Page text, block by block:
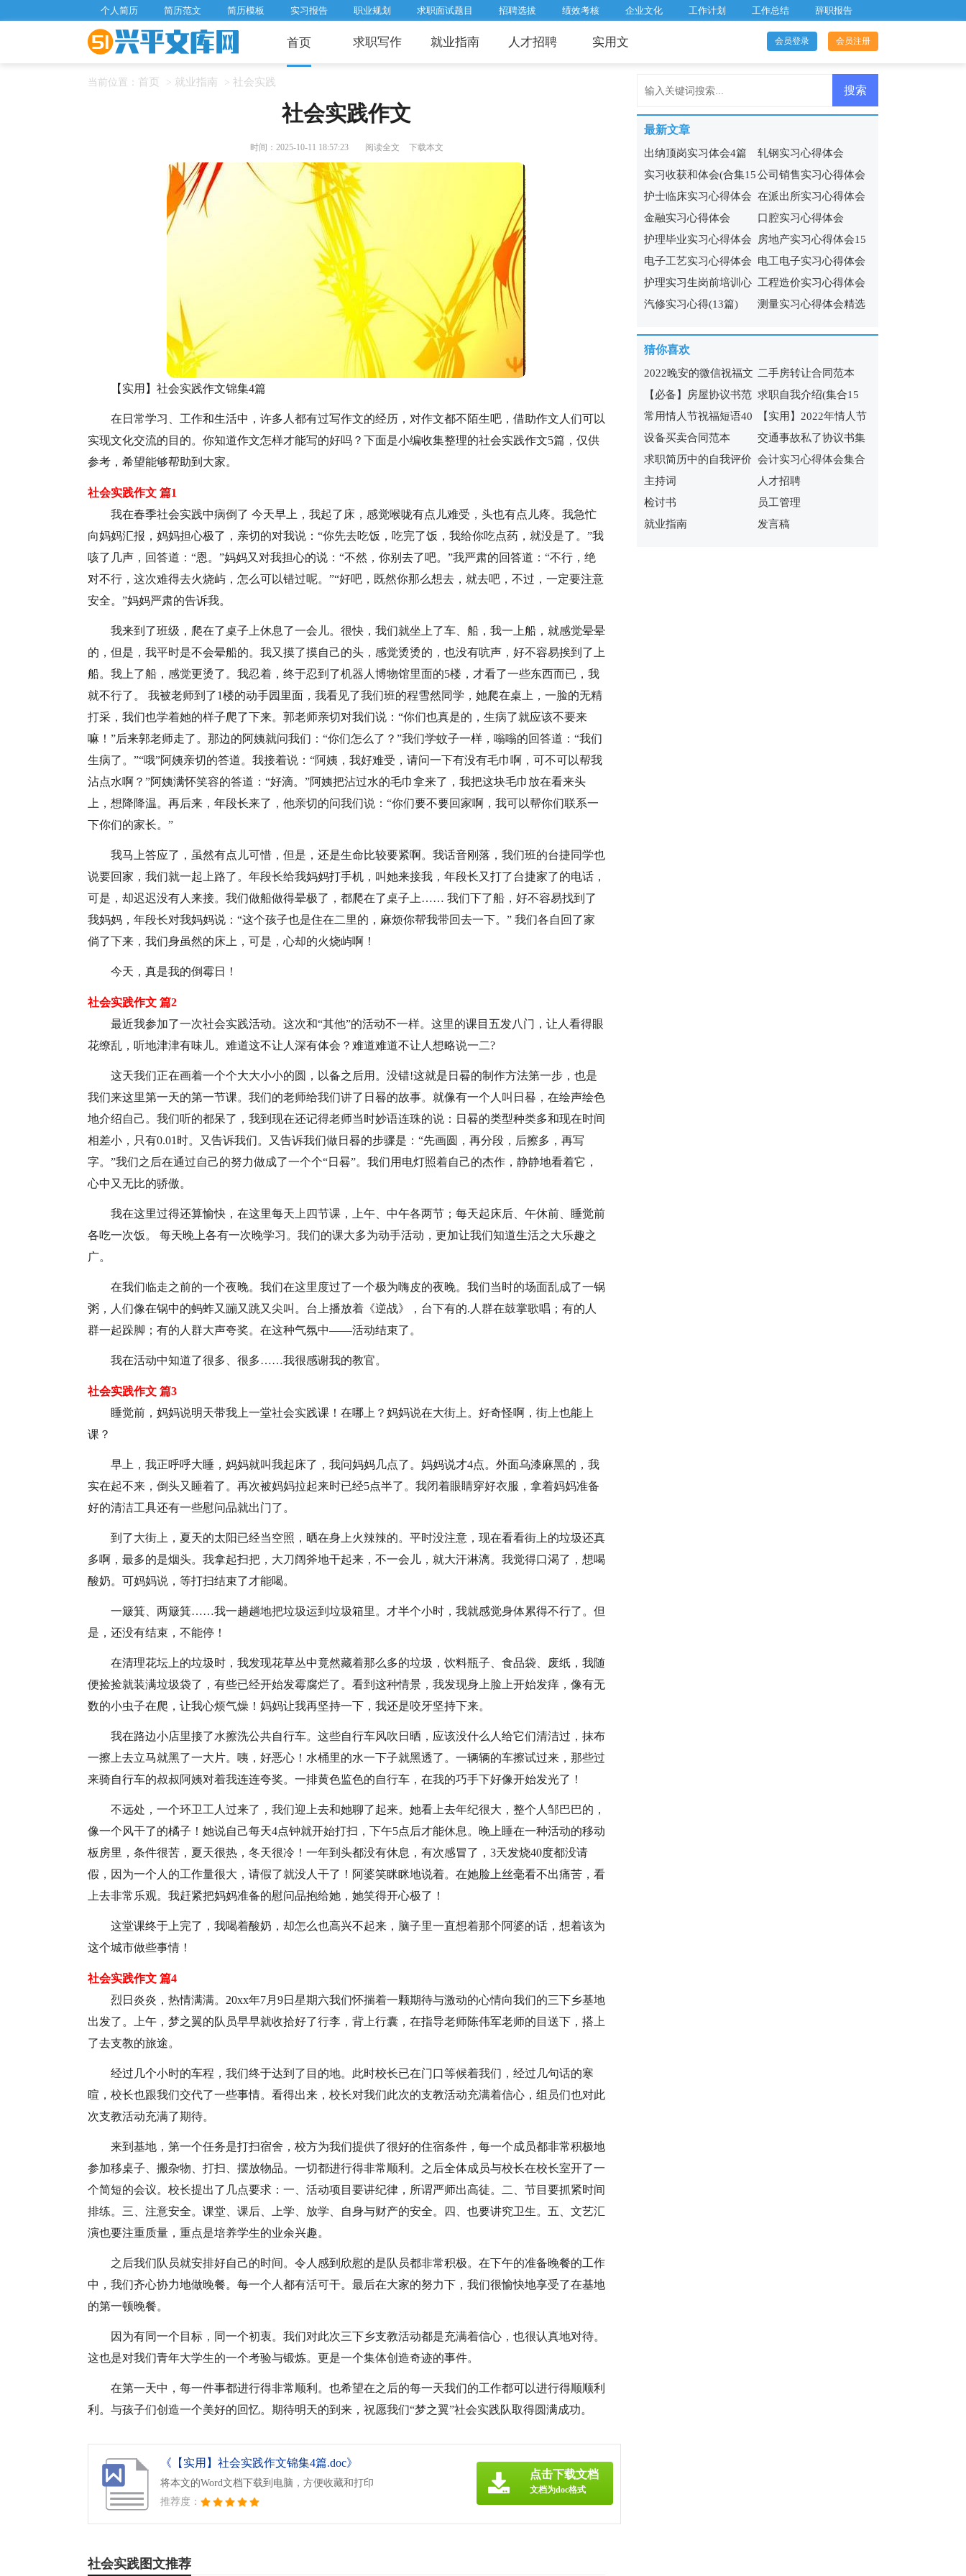
个人简历 简历范文 简历模板 实习报告 职业规划 求职面试题目 招聘选拔 绩效考核 企业文化 工作计划 工作总结 辞职报告
首页 求职写作 就业指南 人才招聘 实用文 会员登录 会员注册
当前位置： 首页 > 就业指南 > 社会实践
社会实践作文
时间：2025-10-11 18:57:23 阅读全文 下载本文
【实用】社会实践作文锦集4篇
在日常学习、工作和生活中，许多人都有过写作文的经历，对作文都不陌生吧，借助作文人们可以
实现文化交流的目的。你知道作文怎样才能写的好吗？下面是小编收集整理的社会实践作文5篇，仅供
参考，希望能够帮助到大家。
社会实践作文 篇1
我在春季社会实践中病倒了 今天早上，我起了床，感觉喉咙有点儿难受，头也有点儿疼。我急忙
向妈妈汇报，妈妈担心极了，亲切的对我说：“你先去吃饭，吃完了饭，我给你吃点药，就没是了。”我
咳了几声，回答道：“恩。”妈妈又对我担心的说：“不然，你别去了吧。”我严肃的回答道：“不行，绝
对不行，这次难得去火烧屿，怎么可以错过呢。”“好吧，既然你那么想去，就去吧，不过，一定要注意
安全。”妈妈严肃的告诉我。
我来到了班级，爬在了桌子上休息了一会儿。很快，我们就坐上了车、船，我一上船，就感觉晕晕
的，但是，我平时是不会晕船的。我又摸了摸自己的头，感觉烫烫的，也没有吭声，好不容易挨到了上
船。我上了船，感觉更烫了。我忍着，终于忍到了机器人博物馆里面的5楼，才看了一些东西而已，我
就不行了。 我被老师到了1楼的动手园里面，我看见了我们班的程雪然同学，她爬在桌上，一脸的无精
打采，我们也学着她的样子爬了下来。郭老师亲切对我们说：“你们也真是的，生病了就应该不要来
嘛！”后来郭老师走了。那边的阿姨就问我们：“你们怎么了？”我们学蚊子一样，嗡嗡的回答道：“我们
生病了。”“哦”阿姨亲切的答道。我接着说：“阿姨，我好难受，请问一下有没有毛巾啊，可不可以帮我
沾点水啊？”阿姨满怀笑容的答道：“好滴。”阿姨把沾过水的毛巾拿来了，我把这块毛巾放在看来头
上，想降降温。再后来，年段长来了，他亲切的问我们说：“你们要不要回家啊，我可以帮你们联系一
下你们的家长。”
我马上答应了，虽然有点儿可惜，但是，还是生命比较要紧啊。我话音刚落，我们班的台捷同学也
说要回家，我们就一起上路了。年段长给我妈妈打手机，叫她来接我，年段长又打了台捷家了的电话，
可是，却迟迟没有人来接。我们做船做得晕极了，都爬在了桌子上…… 我们下了船，好不容易找到了
我妈妈，年段长对我妈妈说：“这个孩子也是住在二里的，麻烦你帮我带回去一下。” 我们各自回了家
倘了下来，我们身虽然的床上，可是，心却的火烧屿啊！
今天，真是我的倒霉日！
社会实践作文 篇2
最近我参加了一次社会实践活动。这次和“其他”的活动不一样。这里的课目五发八门，让人看得眼
花缭乱，听地津津有味儿。难道这不让人深有体会？难道难道不让人想略说一二?
这天我们正在画着一个个大大小小的圆，以备之后用。没错!这就是日晷的制作方法第一步，也是
我们来这里第一天的第一节课。我们的老师给我们讲了日晷的故事。就像有一个人叫日晷，在绘声绘色
地介绍自己。我们听的都呆了，我到现在还记得老师当时妙语连珠的说：日晷的类型种类多和现在时间
相差小，只有0.01时。又告诉我们。又告诉我们做日晷的步骤是：“先画圆，再分段，后擦多，再写
字。”我们之后在通过自己的努力做成了一个个“日晷”。我们用电灯照着自己的杰作，静静地看着它，
心中又无比的骄傲。
我在这里过得还算愉快，在这里每天上四节课，上午、中午各两节；每天起床后、午休前、睡觉前
各吃一次饭。 每天晚上各有一次晚学习。我们的课大多为动手活动，更加让我们知道生活之大乐趣之
广。
在我们临走之前的一个夜晚。我们在这里度过了一个极为嗨皮的夜晚。我们当时的场面乱成了一锅
粥，人们像在锅中的蚂蚱又蹦又跳又尖叫。台上播放着《逆战》，台下有的.人群在鼓掌歌唱；有的人
群一起跺脚；有的人群大声夸奖。在这种气氛中——活动结束了。
我在活动中知道了很多、很多……我很感谢我的教官。
社会实践作文 篇3
睡觉前，妈妈说明天带我上一堂社会实践课！在哪上？妈妈说在大街上。好奇怪啊，街上也能上
课？
早上，我正呼呼大睡，妈妈就叫我起床了，我问妈妈几点了。妈妈说才4点。外面乌漆麻黑的，我
实在起不来，倒头又睡着了。再次被妈妈拉起来时已经5点半了。我闭着眼睛穿好衣服，拿着妈妈准备
好的清洁工具还有一些慰问品就出门了。
到了大街上，夏天的太阳已经当空照，晒在身上火辣辣的。平时没注意，现在看看街上的垃圾还真
多啊，最多的是烟头。我拿起扫把，大刀阔斧地干起来，不一会儿，就大汗淋漓。我觉得口渴了，想喝
酸奶。可妈妈说，等打扫结束了才能喝。
一簸箕、两簸箕……我一趟趟地把垃圾运到垃圾箱里。才半个小时，我就感觉身体累得不行了。但
是，还没有结束，不能停！
在清理花坛上的垃圾时，我发现花草丛中竟然藏着那么多的垃圾，饮料瓶子、食品袋、废纸，我随
便捡捡就装满垃圾袋了，有些已经开始发霉腐烂了。看到这种情景，我发现身上脸上开始发痒，像有无
数的小虫子在爬，让我心烦气燥！妈妈让我再坚持一下，我还是咬牙坚持下来。
我在路边小店里接了水擦洗公共自行车。这些自行车风吹日晒，应该没什么人给它们清洁过，抹布
一擦上去立马就黑了一大片。咦，好恶心！水桶里的水一下子就黑透了。一辆辆的车擦试过来，那些过
来骑自行车的叔叔阿姨对着我连连夸奖。一排黄色监色的自行车，在我的巧手下好像开始发光了！
不远处，一个环卫工人过来了，我们迎上去和她聊了起来。她看上去年纪很大，整个人邹巴巴的，
像一个风干了的橘子！她说自己每天4点钟就开始打扫，下午5点后才能休息。晚上睡在一种活动的移动
板房里，条件很苦，夏天很热，冬天很冷！一年到头都没有休息，有次感冒了，3天发烧40度都没请
假，因为一个人的工作量很大，请假了就没人干了！阿婆笑眯眯地说着。在她脸上丝毫看不出痛苦，看
上去非常乐观。我赶紧把妈妈准备的慰问品抱给她，她笑得开心极了！
这堂课终于上完了，我喝着酸奶，却怎么也高兴不起来，脑子里一直想着那个阿婆的话，想着该为
这个城市做些事情！
社会实践作文 篇4
烈日炎炎，热情满满。20xx年7月9日星期六我们怀揣着一颗期待与激动的心情向我们的三下乡基地
出发了。上午，梦之翼的队员早早就收拾好了行李，背上行囊，在指导老师陈伟军老师的目送下，搭上
了去支教的旅途。
经过几个小时的车程，我们终于达到了目的地。此时校长已在门口等候着我们，经过几句话的寒
暄，校长也跟我们交代了一些事情。看得出来，校长对我们此次的支教活动充满着信心，组员们也对此
次支教活动充满了期待。
来到基地，第一个任务是打扫宿舍，校方为我们提供了很好的住宿条件，每一个成员都非常积极地
参加移桌子、搬杂物、打扫、摆放物品。一切都进行得非常顺利。之后全体成员与校长在校长室开了一
个简短的会议。校长提出了几点要求：一、活动项目要讲纪律，所谓严师出高徒。二、节目要抓紧时间
排练。三、注意安全。课堂、课后、上学、放学、自身与财产的安全。四、也要讲究卫生。五、文艺汇
演也要注重质量，重点是培养学生的业余兴趣。
之后我们队员就安排好自己的时间。令人感到欣慰的是队员都非常积极。在下午的准备晚餐的工作
中，我们齐心协力地做晚餐。每一个人都有活可干。最后在大家的努力下，我们很愉快地享受了在基地
的第一顿晚餐。
因为有同一个目标，同一个初衷。我们对此次三下乡支教活动都是充满着信心，也很认真地对待。
这也是对我们青年大学生的一个考验与锻炼。更是一个集体创造奇迹的事件。
在第一天中，每一件事都进行得非常顺利。也希望在之后的每一天我们的工作都可以进行得顺顺利
利。与孩子们创造一个美好的回忆。期待明天的到来，祝愿我们“梦之翼”社会实践队取得圆满成功。
《【实用】社会实践作文锦集4篇.doc》
将本文的Word文档下载到电脑，方便收藏和打印
推荐度：
点击下载文档
文档为doc格式
社会实践图文推荐
最新文章
出纳顶岗实习体会4篇
轧钢实习心得体会
实习收获和体会(合集15
篇)
公司销售实习心得体会
15篇
护士临床实习心得体会
9篇
在派出所实习心得体会
金融实习心得体会
口腔实习心得体会
护理毕业实习心得体会
15篇
房地产实习心得体会15
篇
电子工艺实习心得体会
(集合11篇)
电工电子实习心得体会
13篇
护理实习生岗前培训心
得体会5篇
工程造价实习心得体会
合集15篇
汽修实习心得(13篇)
测量实习心得体会精选
猜你喜欢
2022晚安的微信祝福文
案
二手房转让合同范本
【必备】房屋协议书范
文锦集九篇
求职自我介绍(集合15
篇)
常用情人节祝福短语40
条
【实用】2022年情人节
祝福短语汇编65句
设备买卖合同范本
交通事故私了协议书集
合7篇
求职简历中的自我评价
合集15篇
会计实习心得体会集合
15篇
主持词
人才招聘
检讨书
员工管理
就业指南
发言稿